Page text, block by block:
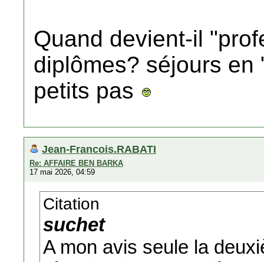
Quand devient-il
diplômes? séjours
petits pas
Jean-Francois.RABATI
Re: AFFAIRE BEN BARKA
17 mai 2026, 04:59
Citation
suchet
A mon avis seule la